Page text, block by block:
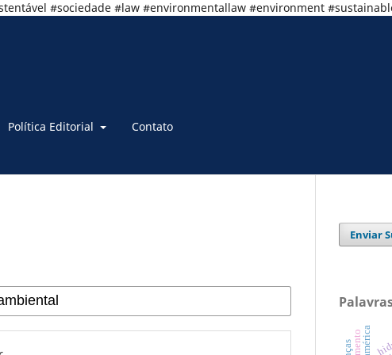
#sociedade #law #environmentallaw #environment
Política Editorial Contato
Enviar